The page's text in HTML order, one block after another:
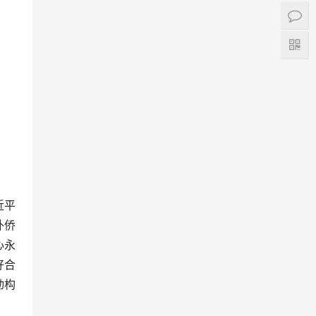
平
侨
永
合
构